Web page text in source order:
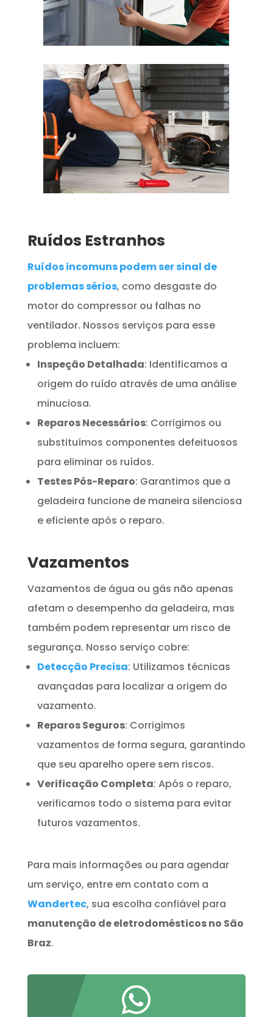
Ruídos Estranhos
Ruídos incomuns podem ser sinal de
problemas sérios, como desgaste do
motor do compressor ou falhas no
ventilador. Nossos serviços para esse
problema incluem:
Inspeção Detalhada: Identificamos a
origem do ruído através de uma análise
minuciosa.
Reparos Necessários: Corrigimos ou
substituímos componentes defeituosos
para eliminar os ruídos.
Testes Pós-Reparo: Garantimos que a
geladeira funcione de maneira silenciosa
e eficiente após o reparo.
Vazamentos
Vazamentos de água ou gás não apenas
afetam o desempenho da geladeira, mas
também podem representar um risco de
segurança. Nosso serviço cobre:
Detecção Precisa: Utilizamos técnicas
avançadas para localizar a origem do
vazamento.
Reparos Seguros: Corrigimos
vazamentos de forma segura, garantindo
que seu aparelho opere sem riscos.
Verificação Completa: Após o reparo,
verificamos todo o sistema para evitar
futuros vazamentos.
Para mais informações ou para agendar
um serviço, entre em contato com a
Wandertec, sua escolha confiável para
manutenção de eletrodomésticos no São
Braz.
